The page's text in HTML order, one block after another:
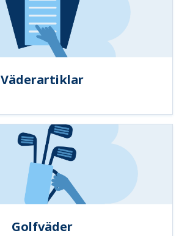
Väderartiklar
Golfväder